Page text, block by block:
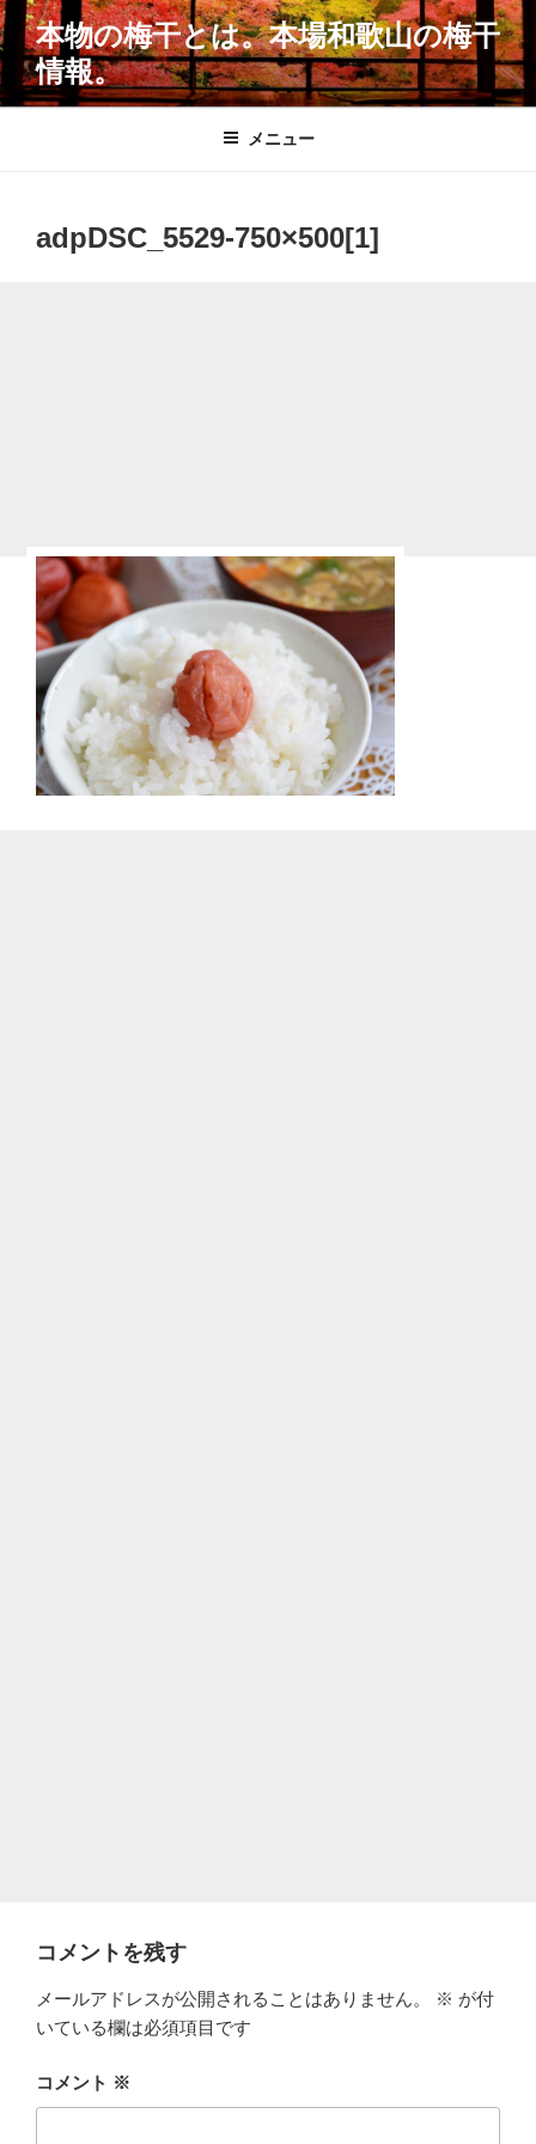
コ
ン
テ
ン
本物の梅干とは。本場和歌山の梅干
情報。
メニュー
adpDSC_5529-750×500[1]
コメントを残す
メールアドレスが公開されることはありません。 ※ が付
いている欄は必須項目です
コメント ※